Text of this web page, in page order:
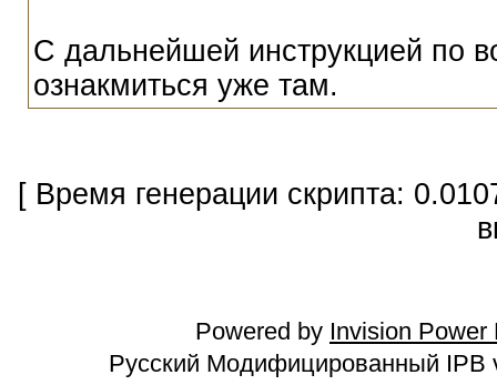
С дальнейшей инструкцией по
ознакмиться уже там.
[ Время генерации скрипта:
Powered by Invision Power
Русский Модифицированный IPB